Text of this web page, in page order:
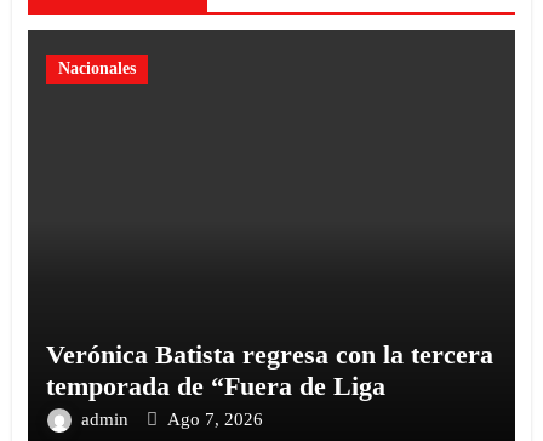
Nacionales
Verónica Batista regresa con la tercera
temporada de “Fuera de Liga
admin Ago 7, 2026